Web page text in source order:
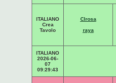
ITALIANO
Crea
Tavolo
Clrosa
raya
ITALIANO
2026-06-
07
09:29:43